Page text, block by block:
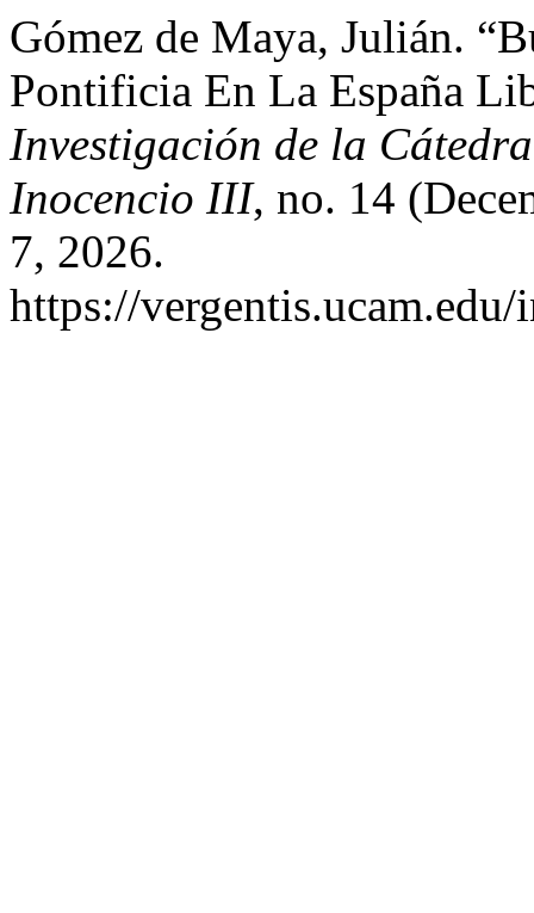
Gómez de Maya, Julián.
Pontificia En La España
Investigación de la
Inocencio III, no. 14
7, 2026.
https://